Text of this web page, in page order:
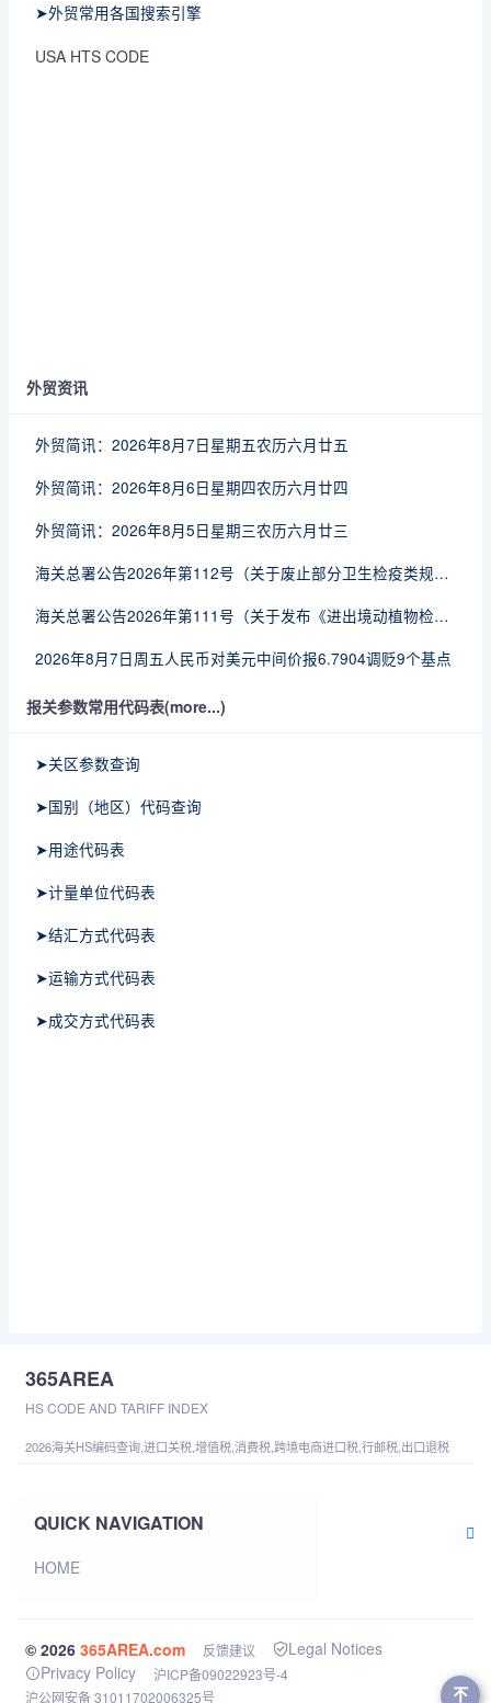
➤外贸常用各国搜索引擎
USA HTS CODE
外贸资讯
外贸简讯：2026年8月7日星期五农历六月廿五
外贸简讯：2026年8月6日星期四农历六月廿四
外贸简讯：2026年8月5日星期三农历六月廿三
海关总署公告2026年第112号（关于废止部分卫生检疫类规范性文件的公告）
海关总署公告2026年第111号（关于发布《进出境动植物检疫处理监督管理工作规定》《进出境卫生处理监督管理工作规定》的公告）
2026年8月7日周五人民币对美元中间价报6.7904调贬9个基点
报关参数常用代码表(more...)
➤关区参数查询
➤国别（地区）代码查询
➤用途代码表
➤计量单位代码表
➤结汇方式代码表
➤运输方式代码表
➤成交方式代码表
365AREA
HS CODE AND TARIFF INDEX
2026海关HS编码查询,进口关税,增值税,消费税,跨境电商进口税,行邮税,出口退税
QUICK NAVIGATION
HOME
© 2026 365AREA.com 反馈建议
Legal Notices
Privacy Policy
沪ICP备09022923号-4
沪公网安备 31011702006325号